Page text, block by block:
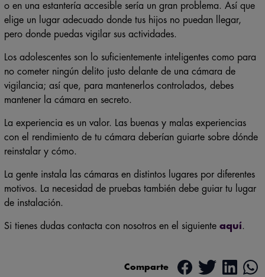
o en una estantería accesible sería un gran problema. Así que
elige un lugar adecuado donde tus hijos no puedan llegar,
pero donde puedas vigilar sus actividades.
Los adolescentes son lo suficientemente inteligentes como para
no cometer ningún delito justo delante de una cámara de
vigilancia; así que, para mantenerlos controlados, debes
mantener la cámara en secreto.
La experiencia es un valor. Las buenas y malas experiencias
con el rendimiento de tu cámara deberían guiarte sobre dónde
reinstalar y cómo.
La gente instala las cámaras en distintos lugares por diferentes
motivos. La necesidad de pruebas también debe guiar tu lugar
de instalación.
Si tienes dudas contacta con nosotros en el siguiente aquí.
Comparte